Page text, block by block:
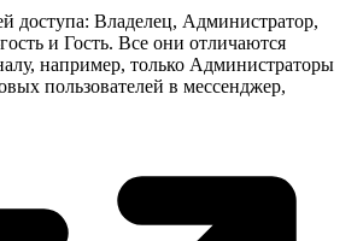
доступа: Владелец, Администратор,
и Гость. Все они отличаются
например, только Администраторы
пользователей в мессенджер,